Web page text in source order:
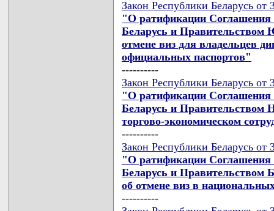
Закон Республики Беларусь от
"О ратификации Соглашения
Беларусь и Правительством
отмене виз для владельцев
официальных паспортов"
----------
Закон Республики Беларусь от
"О ратификации Соглашения
Беларусь и Правительством
торгово-экономическом
----------
Закон Республики Беларусь от
"О ратификации Соглашения
Беларусь и Правительством
об отмене виз в
----------